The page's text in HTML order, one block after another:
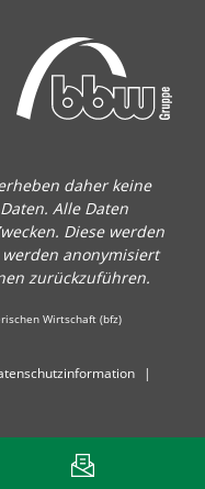
daher keine
Alle Daten
Diese werden
anonymisiert
zurückzuführen.
Wirtschaft (bfz)